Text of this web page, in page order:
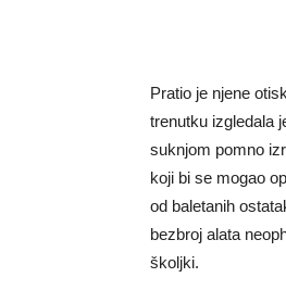
Pratio je njene
trenutku izgledala
suknjom pomno
koji bi se mogao
od baletanih
bezbroj alata
školjki.